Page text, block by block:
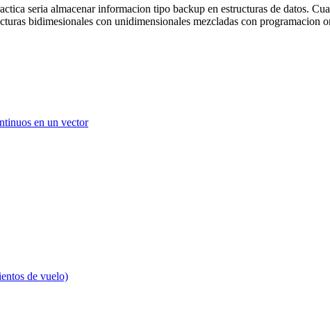
seria almacenar informacion tipo backup en estructuras de datos.
bidimesionales con unidimensionales mezcladas con programacion
de vuelo)